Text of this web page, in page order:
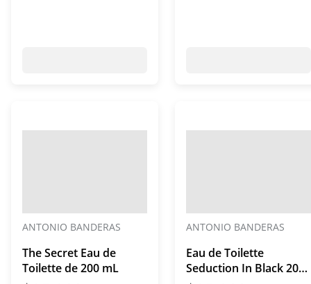
ANTONIO BANDERAS
The Secret Eau de
Toilette de 200 mL
ANTONIO BANDERAS
Eau de Toilette
Seduction In Black 200